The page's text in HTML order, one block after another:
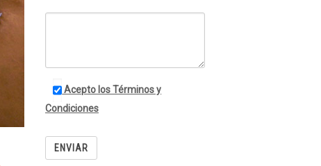
Acepto los Términos y
Condiciones